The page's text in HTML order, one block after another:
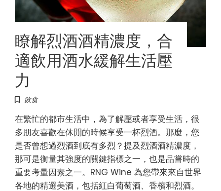
瞭解烈酒酒精濃度，合
適飲用酒水緩解生活壓
力
飲食
在繁忙的都市生活中，為了解壓或者享受生活，很
多朋友喜歡在休閒的時候享受一杯烈酒。那麼，您
是否曾想過烈酒到底有多烈？提及烈酒酒精濃度，
那可是衡量其強度的關鍵指標之一，也是品嘗時的
重要考量因素之一。RNG Wine 為您帶來來自世界
各地的精選美酒，包括紅白葡萄酒、香檳和烈酒。